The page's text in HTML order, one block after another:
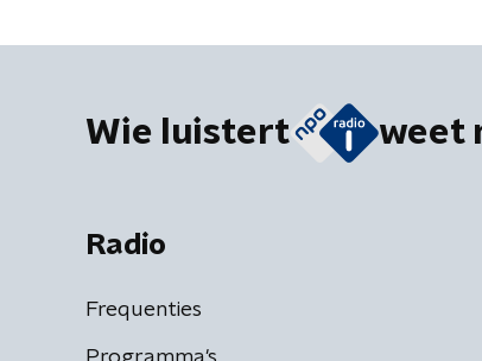
Wie luistert weet
Radio
Frequenties